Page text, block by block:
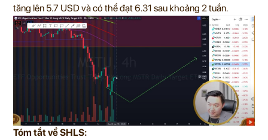
tăng lên 5.7 USD và có thể đạt 6.31 sau khoảng 2 tuần.
Tóm tắt về SHLS: